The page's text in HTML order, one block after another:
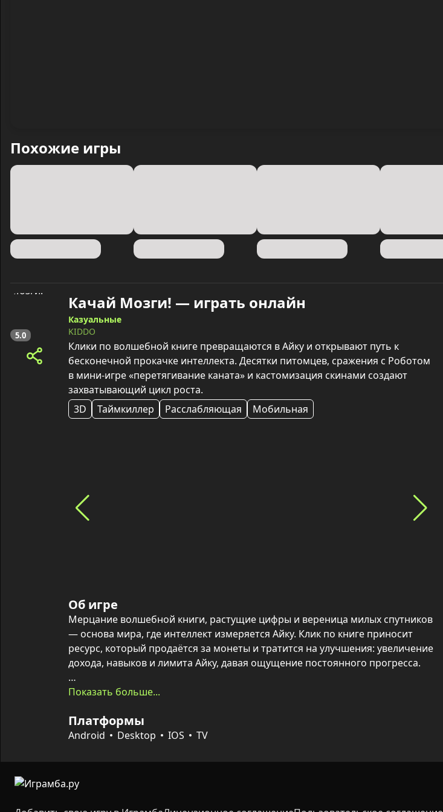
Похожие игры
5.0
Качай Мозги! — играть онлайн
Казуальные
KIDDO
Клики по волшебной книге превращаются в Айку и открывают путь к
бесконечной прокачке интеллекта. Десятки питомцев, сражения с Роботом
в мини‑игре «перетягивание каната» и кастомизация скинами создают
захватывающий цикл роста.
3D
Таймкиллер Расслабляющая Мобильная
Об игре
Мерцание волшебной книги, растущие цифры и вереница милых спутников
— основа мира, где интеллект измеряется Айку. Клик по книге приносит
ресурс, который продаётся за монеты и тратится на улучшения: увеличение
дохода, навыков и лимита Айку, давая ощущение постоянного прогресса.
Питомцы здесь не просто украшение: их пассивные бонусы генерируют
наград. Для контраста с рутинной прокачкой создана динамичная
мини‑игра «перетягивание каната» против Робота — каждая победа
лидерборды и скины дают цели для дальнейшей прокачки и
самовыражения.
Показать больше...
Платформы
Android Desktop IOS TV